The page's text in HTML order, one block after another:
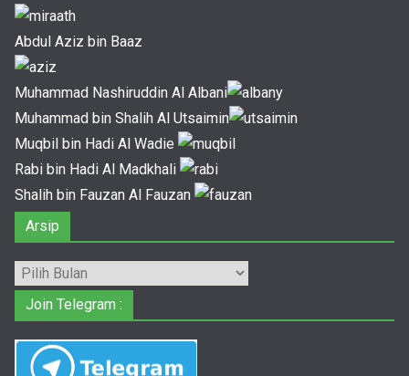
Abdul Aziz bin Baaz
Muhammad Nashiruddin Al Albani
Muhammad bin Shalih Al Utsaimin
Muqbil bin Hadi Al Wadie
Rabi bin Hadi Al Madkhali
Shalih bin Fauzan Al Fauzan
Arsip
Arsip
Join Telegram :